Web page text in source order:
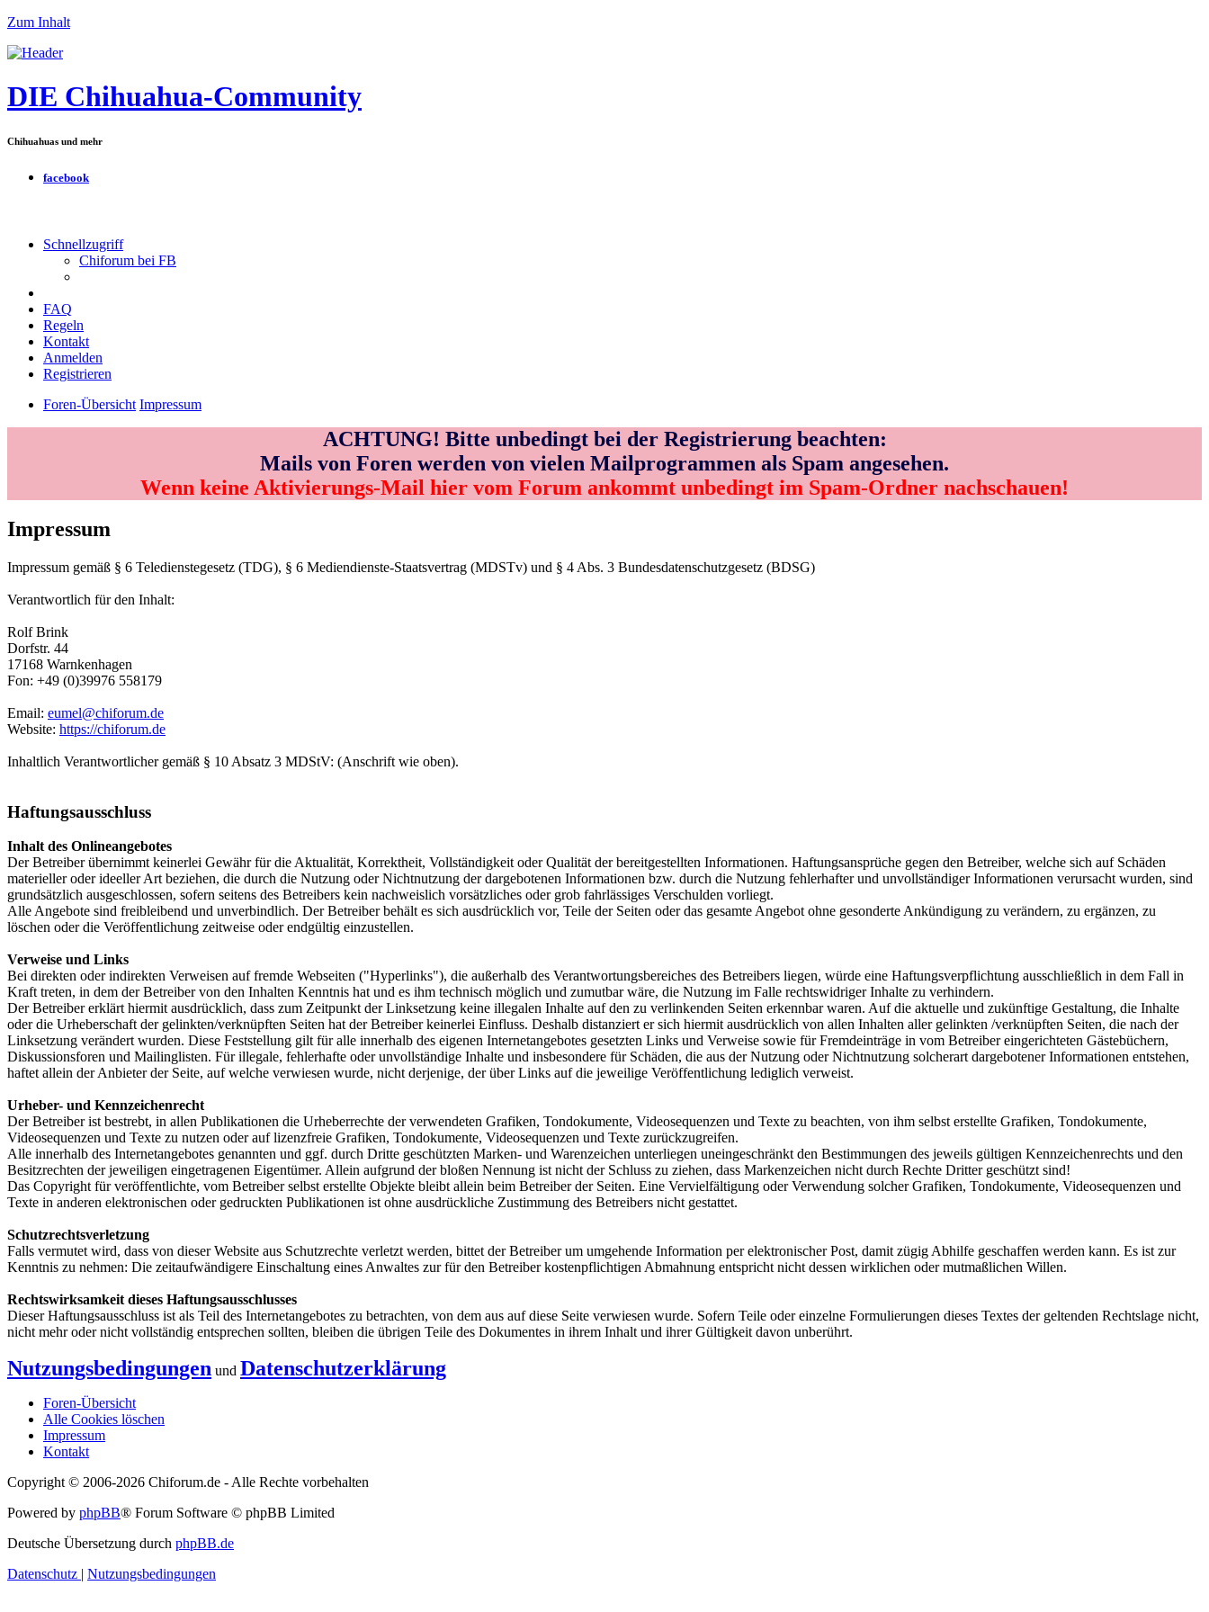
Zum Inhalt
DIE Chihuahua-Community
Chihuahuas und mehr
facebook
Schnellzugriff
Chiforum bei FB
FAQ
Regeln
Kontakt
Anmelden
Registrieren
Foren-Übersicht Impressum
ACHTUNG! Bitte unbedingt bei der Registrierung beachten:
Mails von Foren werden von vielen Mailprogrammen als Spam angesehen.
Wenn keine Aktivierungs-Mail hier vom Forum ankommt unbedingt im Spam-Ordner nachschauen!
Impressum
Impressum gemäß § 6 Teledienstegesetz (TDG), § 6 Mediendienste-Staatsvertrag (MDSTv) und § 4 Abs. 3 Bundesdatenschutzgesetz (BDSG)
Verantwortlich für den Inhalt:
Rolf Brink
Dorfstr. 44
17168 Warnkenhagen
Fon: +49 (0)39976 558179
Email: eumel@chiforum.de
Website: https://chiforum.de
Inhaltlich Verantwortlicher gemäß § 10 Absatz 3 MDStV: (Anschrift wie oben).
Haftungsausschluss
Inhalt des Onlineangebotes
Der Betreiber übernimmt keinerlei Gewähr für die Aktualität, Korrektheit, Vollständigkeit oder Qualität der bereitgestellten Informationen. Haftungsansprüche gegen den Betreiber, welche sich auf Schäden
materieller oder ideeller Art beziehen, die durch die Nutzung oder Nichtnutzung der dargebotenen Informationen bzw. durch die Nutzung fehlerhafter und unvollständiger Informationen verursacht wurden, sind
grundsätzlich ausgeschlossen, sofern seitens des Betreibers kein nachweislich vorsätzliches oder grob fahrlässiges Verschulden vorliegt.
Alle Angebote sind freibleibend und unverbindlich. Der Betreiber behält es sich ausdrücklich vor, Teile der Seiten oder das gesamte Angebot ohne gesonderte Ankündigung zu verändern, zu ergänzen, zu
löschen oder die Veröffentlichung zeitweise oder endgültig einzustellen.
Verweise und Links
Bei direkten oder indirekten Verweisen auf fremde Webseiten ("Hyperlinks"), die außerhalb des Verantwortungsbereiches des Betreibers liegen, würde eine Haftungsverpflichtung ausschließlich in dem Fall in
Kraft treten, in dem der Betreiber von den Inhalten Kenntnis hat und es ihm technisch möglich und zumutbar wäre, die Nutzung im Falle rechtswidriger Inhalte zu verhindern.
Der Betreiber erklärt hiermit ausdrücklich, dass zum Zeitpunkt der Linksetzung keine illegalen Inhalte auf den zu verlinkenden Seiten erkennbar waren. Auf die aktuelle und zukünftige Gestaltung, die Inhalte
oder die Urheberschaft der gelinkten/verknüpften Seiten hat der Betreiber keinerlei Einfluss. Deshalb distanziert er sich hiermit ausdrücklich von allen Inhalten aller gelinkten /verknüpften Seiten, die nach der
Linksetzung verändert wurden. Diese Feststellung gilt für alle innerhalb des eigenen Internetangebotes gesetzten Links und Verweise sowie für Fremdeinträge in vom Betreiber eingerichteten Gästebüchern,
Diskussionsforen und Mailinglisten. Für illegale, fehlerhafte oder unvollständige Inhalte und insbesondere für Schäden, die aus der Nutzung oder Nichtnutzung solcherart dargebotener Informationen entstehen,
haftet allein der Anbieter der Seite, auf welche verwiesen wurde, nicht derjenige, der über Links auf die jeweilige Veröffentlichung lediglich verweist.
Urheber- und Kennzeichenrecht
Der Betreiber ist bestrebt, in allen Publikationen die Urheberrechte der verwendeten Grafiken, Tondokumente, Videosequenzen und Texte zu beachten, von ihm selbst erstellte Grafiken, Tondokumente,
Videosequenzen und Texte zu nutzen oder auf lizenzfreie Grafiken, Tondokumente, Videosequenzen und Texte zurückzugreifen.
Alle innerhalb des Internetangebotes genannten und ggf. durch Dritte geschützten Marken- und Warenzeichen unterliegen uneingeschränkt den Bestimmungen des jeweils gültigen Kennzeichenrechts und den
Besitzrechten der jeweiligen eingetragenen Eigentümer. Allein aufgrund der bloßen Nennung ist nicht der Schluss zu ziehen, dass Markenzeichen nicht durch Rechte Dritter geschützt sind!
Das Copyright für veröffentlichte, vom Betreiber selbst erstellte Objekte bleibt allein beim Betreiber der Seiten. Eine Vervielfältigung oder Verwendung solcher Grafiken, Tondokumente, Videosequenzen und
Texte in anderen elektronischen oder gedruckten Publikationen ist ohne ausdrückliche Zustimmung des Betreibers nicht gestattet.
Schutzrechtsverletzung
Falls vermutet wird, dass von dieser Website aus Schutzrechte verletzt werden, bittet der Betreiber um umgehende Information per elektronischer Post, damit zügig Abhilfe geschaffen werden kann. Es ist zur
Kenntnis zu nehmen: Die zeitaufwändigere Einschaltung eines Anwaltes zur für den Betreiber kostenpflichtigen Abmahnung entspricht nicht dessen wirklichen oder mutmaßlichen Willen.
Rechtswirksamkeit dieses Haftungsausschlusses
Dieser Haftungsausschluss ist als Teil des Internetangebotes zu betrachten, von dem aus auf diese Seite verwiesen wurde. Sofern Teile oder einzelne Formulierungen dieses Textes der geltenden Rechtslage nicht,
nicht mehr oder nicht vollständig entsprechen sollten, bleiben die übrigen Teile des Dokumentes in ihrem Inhalt und ihrer Gültigkeit davon unberührt.
Nutzungsbedingungen und Datenschutzerklärung
Foren-Übersicht
Alle Cookies löschen
Impressum
Kontakt
Copyright © 2006-2026 Chiforum.de - Alle Rechte vorbehalten
Powered by phpBB® Forum Software © phpBB Limited
Deutsche Übersetzung durch phpBB.de
Datenschutz | Nutzungsbedingungen